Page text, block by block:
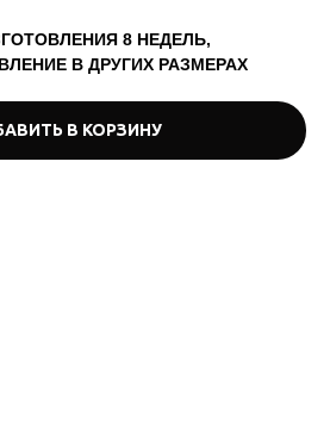
8 НЕДЕЛЬ,
В ДРУГИХ РАЗМЕРАХ
В КОРЗИНУ